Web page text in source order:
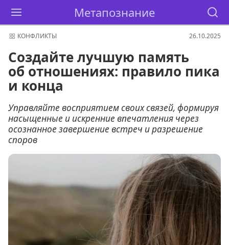
Метапознание
КОНФЛИКТЫ 26.10.2025
Создайте лучшую память
об отношениях: правило пика
и конца
Управляйте восприятием своих связей, формируя
насыщенные и искренние впечатления через
осознанное завершение встреч и разрешение
споров